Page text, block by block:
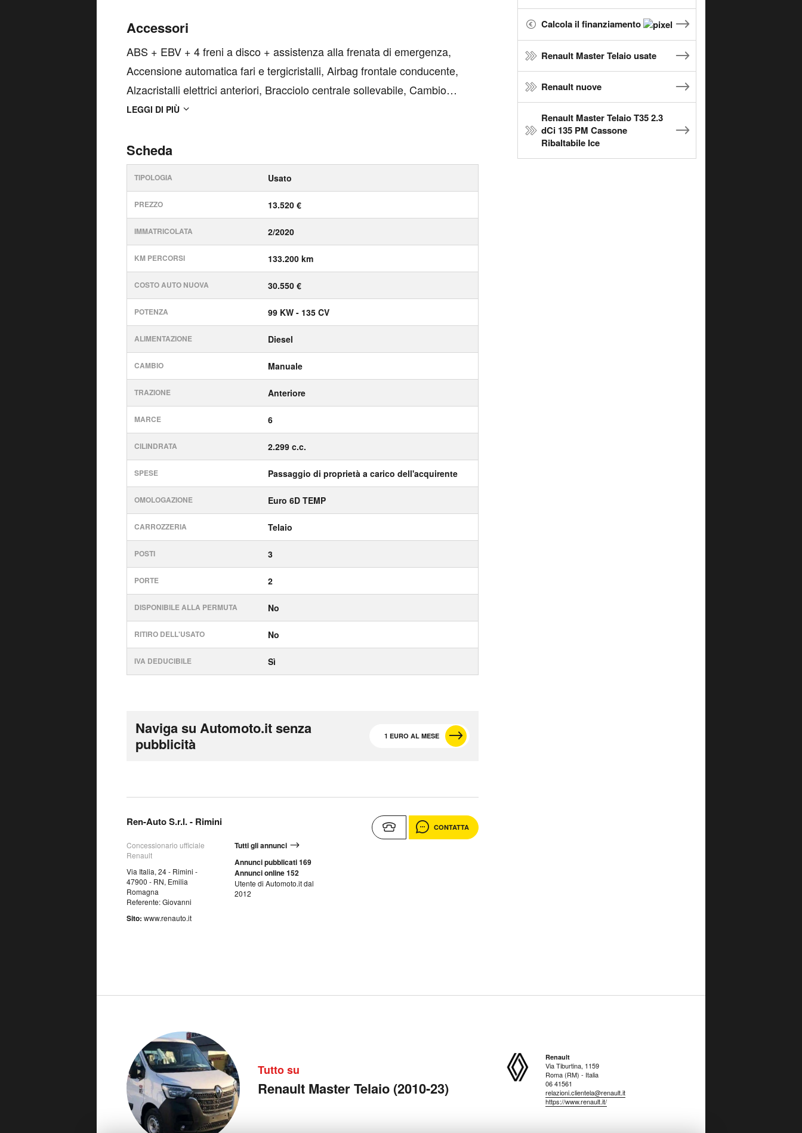
Accessori
ABS + EBV + 4 freni a disco + assistenza alla frenata di emergenza,
Accensione automatica fari e tergicristalli, Airbag frontale conducente,
Alzacristalli elettrici anteriori, Bracciolo centrale sollevabile, Cambio
manuale, Cassetto chiuso in plancia (refrigerato con climatizzatore),
LEGGI DI PIÙ
Scheda
TIPOLOGIA Usato
PREZZO 13.520 €
IMMATRICOLATA 2/2020
KM PERCORSI 133.200 km
COSTO AUTO NUOVA 30.550 €
POTENZA 99 KW - 135 CV
ALIMENTAZIONE Diesel
CAMBIO Manuale
TRAZIONE Anteriore
MARCE 6
CILINDRATA 2.299 c.c.
SPESE Passaggio di proprietà a carico dell'acquirente
OMOLOGAZIONE Euro 6D TEMP
CARROZZERIA Telaio
POSTI 3
PORTE 2
DISPONIBILE ALLA PERMUTA No
RITIRO DELL'USATO No
IVA DEDUCIBILE Sì
Naviga su Automoto.it senza
pubblicità
1 EURO AL MESE
Ren-Auto S.r.l. - Rimini
Concessionario ufficiale
Renault
Via Italia, 24 - Rimini -
47900 - RN, Emilia
Romagna
Referente: Giovanni
Sito: www.renauto.it
Tutti gli annunci
Annunci pubblicati 169
Annunci online 152
Utente di Automoto.it dal
2012
CONTATTA
Calcola il finanziamento
Renault Master Telaio usate
Renault nuove
Renault Master Telaio T35 2.3
dCi 135 PM Cassone
Ribaltabile Ice
Tutto su
Renault Master Telaio (2010-23)
Renault
Via Tiburtina, 1159
Roma (RM) - Italia
06 41561
relazioni.clientela@renault.it
https://www.renault.it/